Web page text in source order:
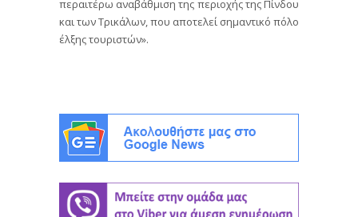
περαιτέρω αναβάθμιση της περιοχής της Πίνδου
και των Τρικάλων, που αποτελεί σημαντικό πόλο
έλξης τουριστών».